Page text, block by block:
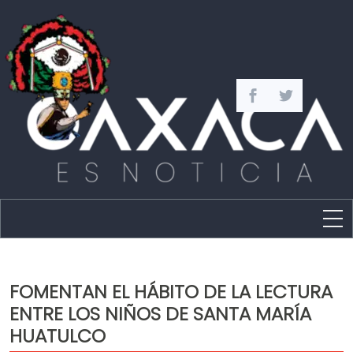
Capital
Policíaca
Cultura
FOMENTAN EL HÁBITO DE LA LECTURA
ENTRE LOS NIÑOS DE SANTA MARÍA
HUATULCO